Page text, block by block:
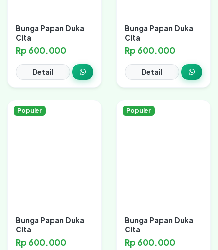
Bunga Papan Duka
Cita
Rp 600.000
Detail
Bunga Papan Duka
Cita
Rp 600.000
Detail
Populer
Bunga Papan Duka
Cita
Rp 600.000
Populer
Bunga Papan Duka
Cita
Rp 600.000